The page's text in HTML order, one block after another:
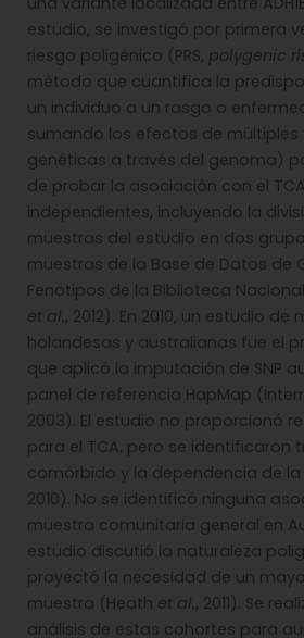
estudio, se investigó por primera
riesgo poligénico (PRS, polygenic
método que cuantifica la
un individuo a un rasgo o
sumando los efectos de múltiples
genéticas a través del genoma)
de probar la asociación con el
independientes, incluyendo la
muestras del estudio en dos
muestras de la Base de Datos de
Fenotipos de la Biblioteca
et al. , 2012). En 2010, un estudio de
holandesas y australianas fue el
que aplicó la imputación de SNP
panel de referencia HapMap
2003). El estudio no proporcionó
para el TCA, pero se identificaron
comórbido y la dependencia de
2010). No se identificó ninguna
muestra comunitaria general en
estudio discutió la naturaleza
proyectó la necesidad de un
muestra (Heath et al. , 2011). Se
análisis de estas cohortes para